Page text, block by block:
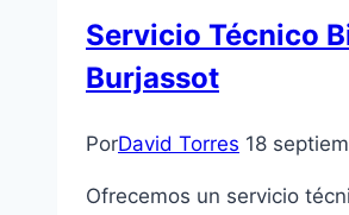
Servicio Técnico
Burjassot
PorDavid Torres 18
Ofrecemos un servicio